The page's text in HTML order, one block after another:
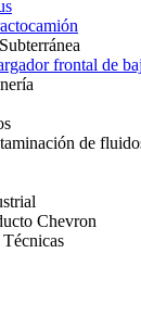
frontal de
de
Chevron